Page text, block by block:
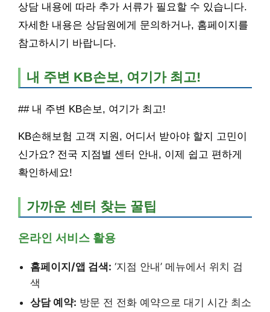
상담 내용에 따라 추가 서류가 필요할 수 있습니다.
자세한 내용은 상담원에게 문의하거나, 홈페이지를
참고하시기 바랍니다.
내 주변 KB손보, 여기가 최고!
## 내 주변 KB손보, 여기가 최고!
KB손해보험 고객 지원, 어디서 받아야 할지 고민이
신가요? 전국 지점별 센터 안내, 이제 쉽고 편하게
확인하세요!
가까운 센터 찾는 꿀팁
온라인 서비스 활용
홈페이지/앱 검색: ‘지점 안내’ 메뉴에서 위치 검
색
상담 예약: 방문 전 전화 예약으로 대기 시간 최소